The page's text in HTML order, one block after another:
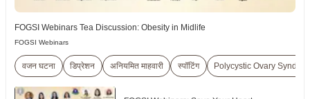
FOGSI Webinars Tea Discussion: Obesity in Midlife
FOGSI Webinars
वजन घटना डिप्रेशन अनियमित माहवारी स्पॉटिंग Polycystic Ovary